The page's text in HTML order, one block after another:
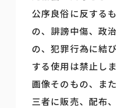
公序良俗に反する
の、誹謗中傷、政
の、犯罪行為に結
する使用は禁止しま
画像そのもの、ま
三者に販売、配布